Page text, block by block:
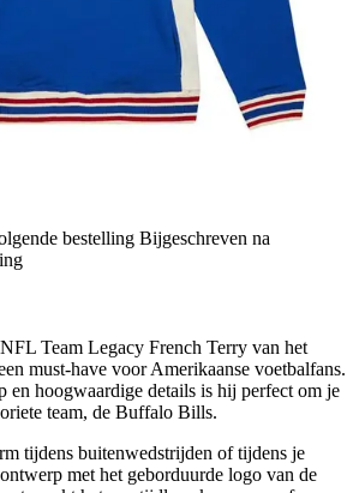
bestelling Bijgeschreven na
Team Legacy French Terry van het
must-have voor Amerikaanse voetbalfans.
hoogwaardige details is hij perfect om je
team, de Buffalo Bills.
tijdens buitenwedstrijden of tijdens je
met het geborduurde logo van de